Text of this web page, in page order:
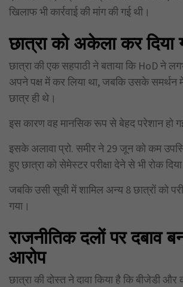
खिलाफ भी कार्रवाई की मांग की गई थी।
छात्रा को अकेला कर दिया
छात्रा की एक सहपाठी ने बताया कि HoD ने
अपने पक्ष में कर लिया था, जबकि उसके समर्थन
छात्र ही थे।
इस कारण वह मानसिक रूप से बेहद परेशान हो
इसके अलावा प्रो. समीर ने 29 जून को कम
हुए छात्रा को सेमेस्टर परीक्षा देने से भी रोक
जबकि उसी सूची में शामिल अन्य 8 छात्रों को
गया।
राजनीतिक दलों पर दबाव
आरोप
छात्रा की दोस्त ने दावा किया है कि बीजेडी